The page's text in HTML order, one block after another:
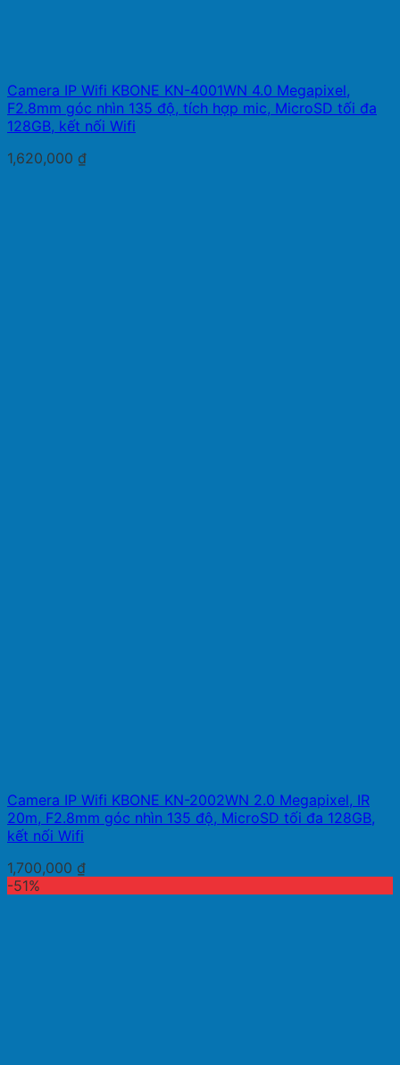
Camera IP Wifi KBONE KN-4001WN 4.0 Megapixel,
F2.8mm góc nhìn 135 độ, tích hợp mic, MicroSD tối đa
128GB, kết nối Wifi
1,620,000 ₫
Camera IP Wifi KBONE KN-2002WN 2.0 Megapixel, IR
20m, F2.8mm góc nhìn 135 độ, MicroSD tối đa 128GB,
kết nối Wifi
1,700,000 ₫
-51%